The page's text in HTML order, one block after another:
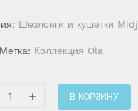
Шезлонги и кушетки Midj
Метка: Коллекция Ola
В КОРЗИНУ